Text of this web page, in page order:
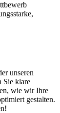
unseren
Sie klare
wie wir Ihre
gestalten.